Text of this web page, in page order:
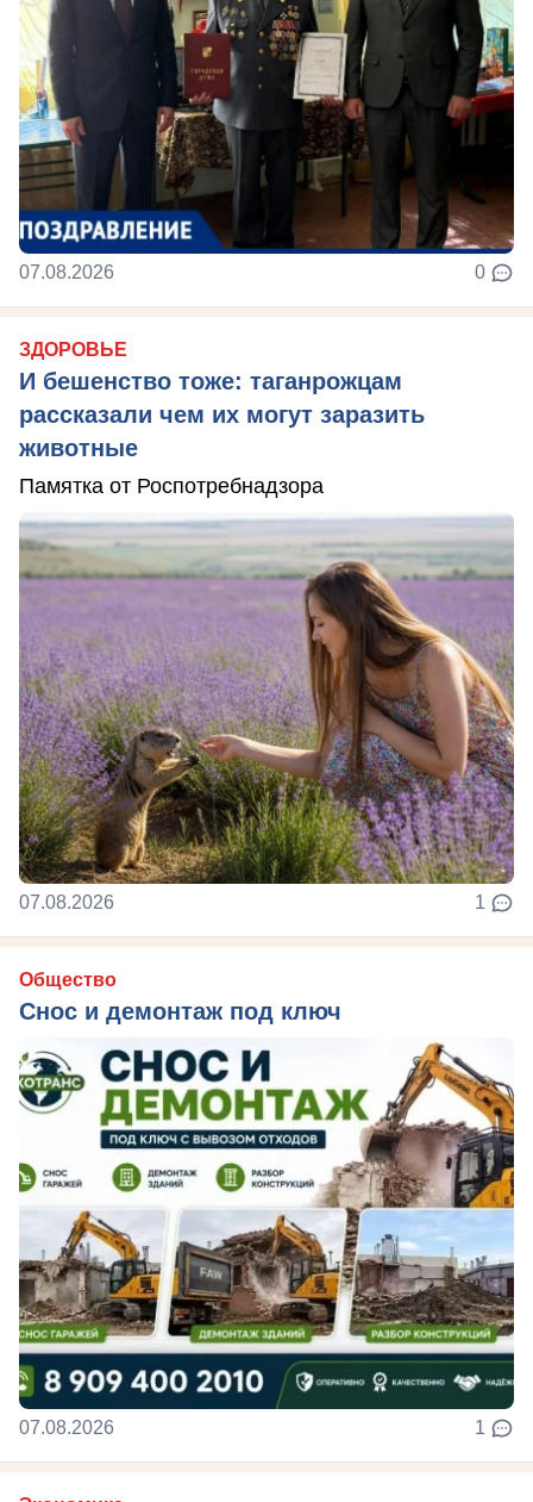
07.08.2026 0
ЗДОРОВЬЕ
И бешенство тоже: таганрожцам
рассказали чем их могут заразить
животные
Памятка от Роспотребнадзора
07.08.2026 1
Общество
Снос и демонтаж под ключ
07.08.2026 1